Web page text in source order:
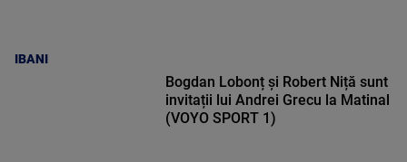
IBANI
Bogdan Lobonț și Robert Niță sunt
invitații lui Andrei Grecu la Matinal
(VOYO SPORT 1)